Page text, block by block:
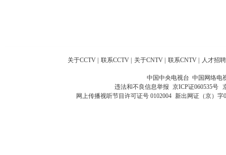
关于CCTV | 联系CCTV | 关于CNTV | 联系CNTV | 人才招聘
中国中央电视台 中国网络电
违法和不良信息举报 京ICP证060535号
网上传播视听节目许可证号 0102004 新出网证（京）